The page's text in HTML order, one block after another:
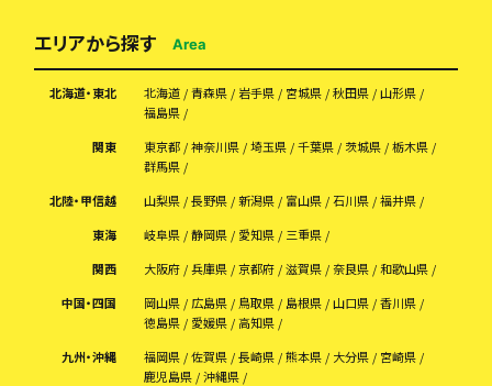
エリアから探す Area
北海道・東北 北海道 青森県 岩手県 宮城県 秋田県
山形県
福島県
関東
東京都 神奈川県 埼玉県 千葉県 茨城県
栃木県
群馬県
北陸・甲信越
山梨県 長野県 新潟県 富山県 石川県
福井県
東海
岐阜県 静岡県 愛知県
三重県
関西
大阪府 兵庫県 京都府 滋賀県 奈良県
和歌山県
中国・四国
岡山県 広島県 鳥取県 島根県 山口県
香川県
徳島県
愛媛県
高知県
九州・沖縄
福岡県 佐賀県 長崎県 熊本県 大分県
宮崎県
鹿児島県
沖縄県